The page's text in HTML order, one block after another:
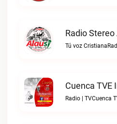
Radio
Tú voz
Cuenca TVE
Radio | TVCuenca